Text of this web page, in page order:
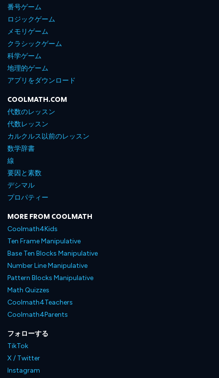
番号ゲーム
ロジックゲーム
メモリゲーム
クラシックゲーム
科学ゲーム
地理的ゲーム
アプリをダウンロード
COOLMATH.COM
代数のレッスン
代数レッスン
カルクルス以前のレッスン
数学辞書
線
要因と素数
デシマル
プロパティー
MORE FROM COOLMATH
Coolmath4Kids
Ten Frame Manipulative
Base Ten Blocks Manipulative
Number Line Manipulative
Pattern Blocks Manipulative
Math Quizzes
Coolmath4Teachers
Coolmath4Parents
フォローする
TikTok
X / Twitter
Instagram